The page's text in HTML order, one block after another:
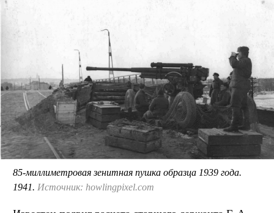
85-миллиметровая зенитная пушка образца 1939 года.
1941. Источник: howlingpixel.com